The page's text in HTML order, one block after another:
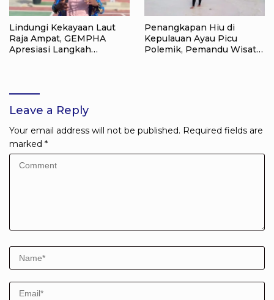
Lindungi Kekayaan Laut
Raja Ampat, GEMPHA
Apresiasi Langkah
Penangkapan Hiu di
Kepulauan Ayau Picu
Polemik, Pemandu Wisata:
Leave a Reply
Your email address will not be published. Required fields are
marked *